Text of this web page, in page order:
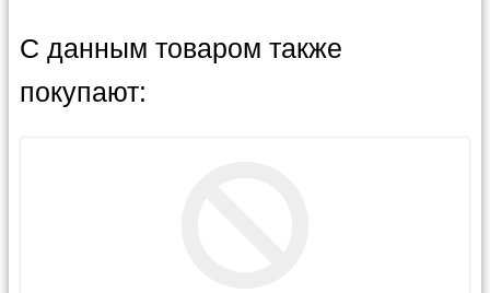
С данным товаром также
покупают: